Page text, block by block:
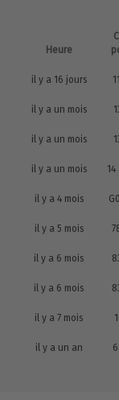
Heure
il y a 16 jours
il y a un mois
il y a un mois
il y a un mois
il y a 4 mois
il y a 5 mois
il y a 6 mois
il y a 6 mois
il y a 7 mois
il y a un an